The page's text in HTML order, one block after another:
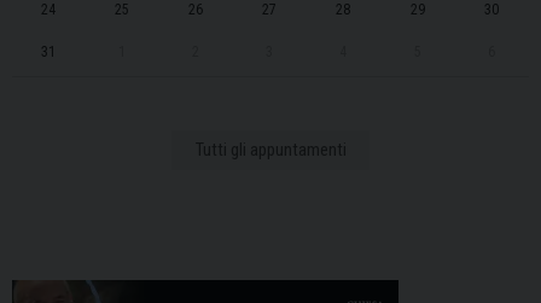
24 25 26 27 28 29 30
31
Tutti gli appuntamenti